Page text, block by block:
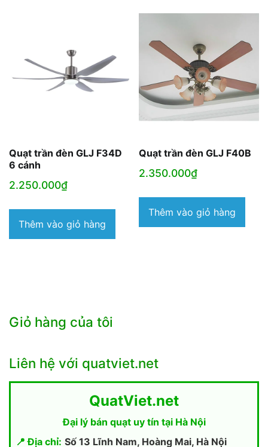
Quạt trần đèn GLJ F34D
6 cánh
2.250.000₫
Thêm vào giỏ hàng
Quạt trần đèn GLJ F40B
2.350.000₫
Thêm vào giỏ hàng
Giỏ hàng của tôi
Liên hệ với quatviet.net
QuatViet.net
Đại lý bán quạt uy tín tại Hà Nội
📍 Địa chỉ: Số 13 Lĩnh Nam, Hoàng Mai, Hà Nội